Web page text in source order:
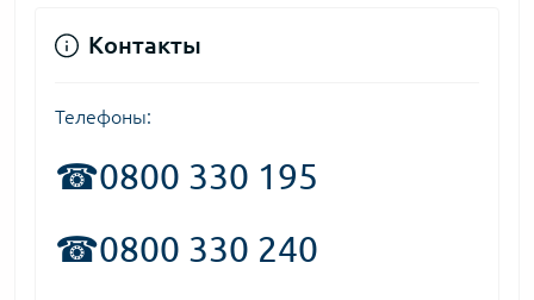
Контакты
Телефоны:
☎0800 330 195
☎0800 330 240